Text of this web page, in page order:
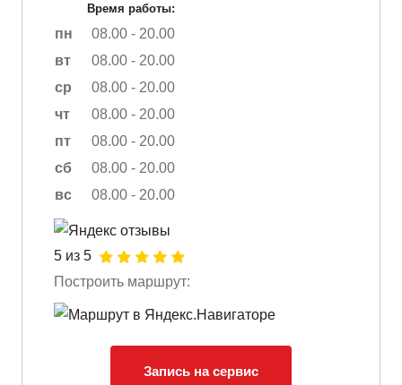
Время работы:
пн
08.00 - 20.00
вт
08.00 - 20.00
ср
08.00 - 20.00
чт
08.00 - 20.00
пт
08.00 - 20.00
сб
08.00 - 20.00
вс
08.00 - 20.00
5 из 5
Построить маршрут:
Запись на сервис